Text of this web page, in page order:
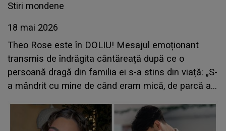
Stiri mondene
18 mai 2026
Theo Rose este în DOLIU! Mesajul emoționant
transmis de îndrăgita cântăreață după ce o
persoană dragă din familia ei s-a stins din viață: „S-
a mândrit cu mine de când eram mică, de parcă aș